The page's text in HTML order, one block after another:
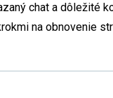
chat a dôležité
na obnovenie